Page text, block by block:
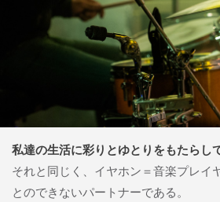
私達の生活に彩りとゆとりをもたらし
それと同じく、イヤホン＝音楽プレイ
とのできないパートナーである。